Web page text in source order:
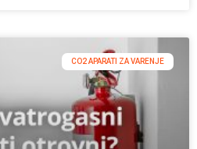
CO2 APARATI ZA VARENJE